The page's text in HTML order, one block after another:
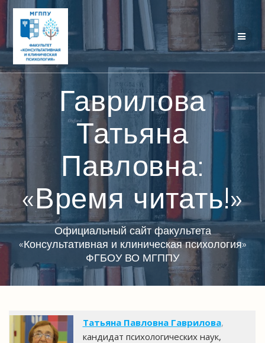
Перейти
контенту
Гаврилова
Татьяна
Павловна:
«Время читать!»
Официальный сайт факультета
«Консультативная и клиническая психология»
ФГБОУ ВО МГППУ
Татьяна Павловна Гаврилова,
кандидат психологических наук,